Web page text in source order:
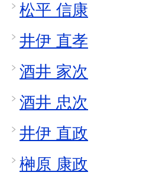
松平 信康
井伊 直孝
酒井 家次
酒井 忠次
井伊 直政
榊原 康政